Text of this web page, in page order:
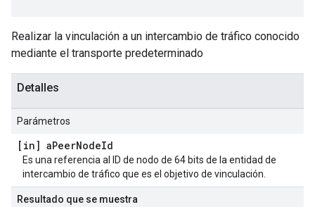
Realizar la vinculación a un intercambio de tráfico conocido
mediante el transporte predeterminado
Detalles
Parámetros
[in] aPeerNodeId
Es una referencia al ID de nodo de 64 bits de la entidad de
intercambio de tráfico que es el objetivo de vinculación.
Resultado que se muestra